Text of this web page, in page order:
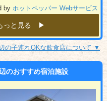
by ホットペッパー Webサービス
っと見る ▶︎
の子連れOKな飲食店について ▼
のおすすめ宿泊施設